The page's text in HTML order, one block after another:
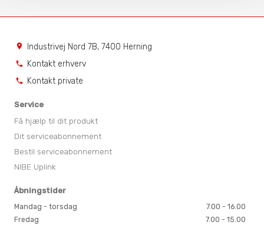
location_on Industrivej Nord 7B, 7400 Herning
phone Kontakt erhverv
phone Kontakt private
Service
Få hjælp til dit produkt
Dit serviceabonnement
Bestil serviceabonnement
NIBE Uplink
Åbningstider
Mandag - torsdag
7.00 - 16.00
Fredag
7.00 - 15.00